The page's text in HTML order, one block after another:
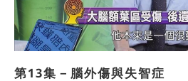
第13集－腦外傷與失智症